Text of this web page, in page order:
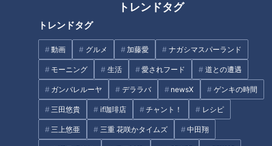
トレンドタグ
トレンドタグ
動画 グルメ 加藤愛 ナガシマスパーランド
モーニング 生活 愛されフード 道との遭遇
ガンバレルーヤ デララバ newsX ゲンキの時間
三田悠貴 if珈琲店 チャント！ レシピ
三上悠亜 三重 花咲かタイムズ 中田翔
【11人大家族が行く！】猛暑を
忘れる超～ひんやり旅！ 人気
避暑地で食べ放題！？
夏も要注意！？脳卒中【チャン
大家族